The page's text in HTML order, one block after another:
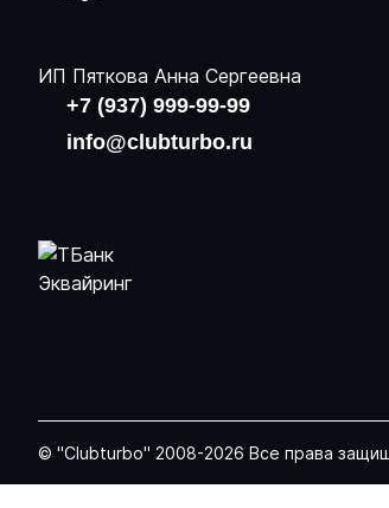
ИП Пяткова Анна Сергеевна
+7 (937) 999-99-99
info@clubturbo.ru
© "Clubturbo" 2008-2026 Все права